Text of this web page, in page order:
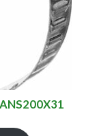
ANS200X31